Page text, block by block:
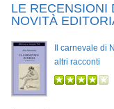
LE RECENSIONI
NOVITÀ
Il carnevale di
altri racconti